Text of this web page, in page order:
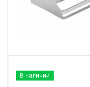
В наличии